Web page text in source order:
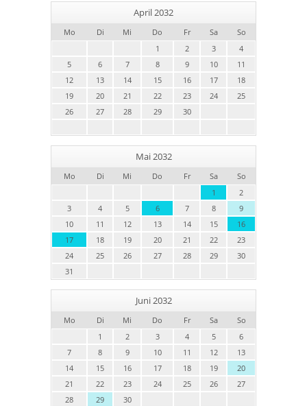
April 2032
Mo Di Mi Do Fr Sa
So
1
2 3
4
5
6 7 8 9 10
11
12
13 14 15 16 17
18
19
20 21 22 23 24
25
26
27 28 29 30
Mai 2032
Mo Di Mi Do Fr Sa
So
1
2
3
4 5 6 7 8
9
10
11 12 13 14 15
16
17
18 19 20 21 22
23
24
25 26 27 28 29
30
31
Juni 2032
Mo Di Mi Do Fr Sa
So
1
2 3 4 5
6
7
8 9 10 11 12
13
14
15 16 17 18 19
20
21
22 23 24 25 26
27
28
29 30